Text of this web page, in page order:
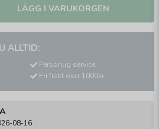
LÄGG I VARUKORGEN
ALLTID:
Personlig service
Fri frakt över 1000kr
08-16